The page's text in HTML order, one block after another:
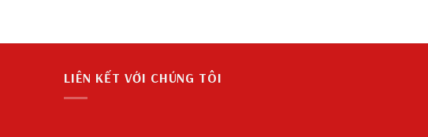
LIÊN KẾT VỚI CHÚNG TÔI